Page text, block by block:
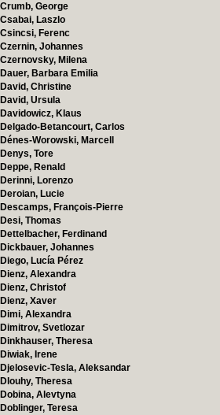
Crumb, George
Csabai, Laszlo
Csincsi, Ferenc
Czernin, Johannes
Czernovsky, Milena
Dauer, Barbara Emilia
David, Christine
David, Ursula
Davidowicz, Klaus
Delgado-Betancourt, Carlos
Dénes-Worowski, Marcell
Denys, Tore
Deppe, Renald
Derinni, Lorenzo
Deroian, Lucie
Descamps, François-Pierre
Desi, Thomas
Dettelbacher, Ferdinand
Dickbauer, Johannes
Diego, Lucía Pérez
Dienz, Alexandra
Dienz, Christof
Dienz, Xaver
Dimi, Alexandra
Dimitrov, Svetlozar
Dinkhauser, Theresa
Diwiak, Irene
Djelosevic-Tesla, Aleksandar
Dlouhy, Theresa
Dobina, Alevtyna
Doblinger, Teresa